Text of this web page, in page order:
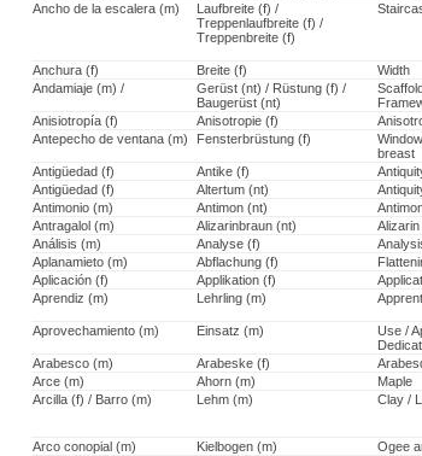
Ancho de la escalera (m)
Laufbreite (f) /
Treppenlaufbreite (f) /
Treppenbreite (f)
Anchura (f)
Breite (f) Width
Andamiaje (m) /
Gerüst (nt) / Rüstung (f) /
Baugerüst (nt)
Anisiotropía (f) Anisotropie (f)
Antepecho de ventana (m)
Fensterbrüstung (f)
breast
Antigüedad (f) Antike (f)
Antigüedad (f)
Altertum (nt)
Antimonio (m)
Antimon (nt)
Antragalol (m)
Alizarinbraun (nt)
Análisis (m)
Analyse (f)
Aplanamieto (m)
Abflachung (f)
Aplicación (f)
Applikation (f)
Aprendiz (m)
Lehrling (m)
Aprovechamiento (m)
Einsatz (m)
Use /
Arabesco (m) Arabeske (f)
Arce (m)
Ahorn (m) Maple
Arcilla (f) / Barro (m)
Lehm (m) Clay /
Arco conopial (m)
Kielbogen (m) Ogee